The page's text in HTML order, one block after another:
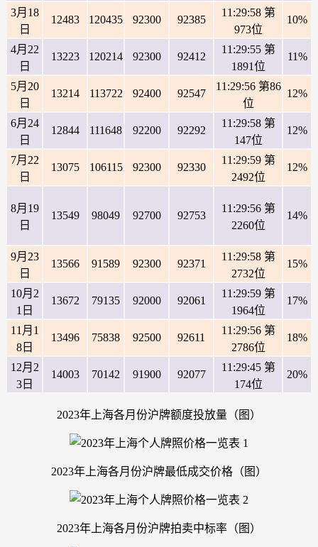
3月18
日
12483 120435 92300 92385
11:29:58 第
973位
10%
4月22
日
13223 120214 92300 92412
11:29:55 第
1891位
11%
5月20
日
13214 113722 92400 92547
11:29:56 第86
位
12%
6月24
日
12844 111648 92200 92292
11:29:58 第
147位
12%
7月22
日
13075 106115 92300 92330
11:29:59 第
2492位
12%
8月19
日
13549 98049 92700 92753
11:29:56 第
2260位
14%
9月23
日
13566 91589 92300 92371
11:29:58 第
2732位
15%
10月2
1日
13672 79135 92000 92061
11:29:59 第
1964位
17%
11月1
8日
13496 75838 92500 92611
11:29:56 第
2786位
18%
12月2
3日
14003 70142 91900 92077
11:29:45 第
174位
20%
2023年上海各月份沪牌额度投放量（图）
2023年上海各月份沪牌最低成交价格（图）
2023年上海各月份沪牌拍卖中标率（图）